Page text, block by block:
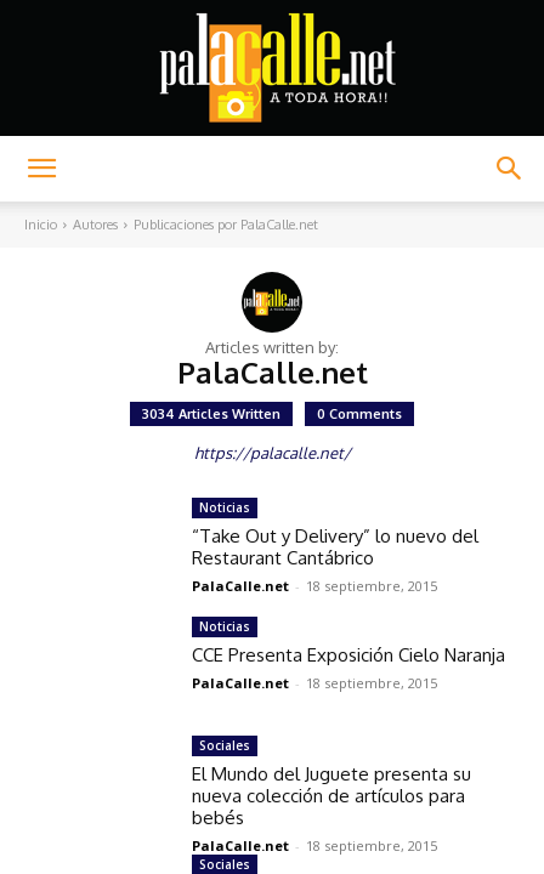
Inicio Autores Publicaciones por PalaCalle.net
Articles written by:
PalaCalle.net
3034 Articles Written 0 Comments
https://palacalle.net/
Noticias
“Take Out y Delivery” lo nuevo del
Restaurant Cantábrico
PalaCalle.net - 18 septiembre, 2015
Noticias
CCE Presenta Exposición Cielo Naranja
PalaCalle.net - 18 septiembre, 2015
Sociales
El Mundo del Juguete presenta su
nueva colección de artículos para
bebés
PalaCalle.net - 18 septiembre, 2015
Sociales